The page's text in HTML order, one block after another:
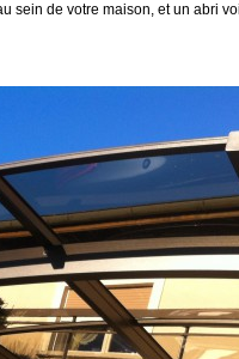
de votre maison, et un abri